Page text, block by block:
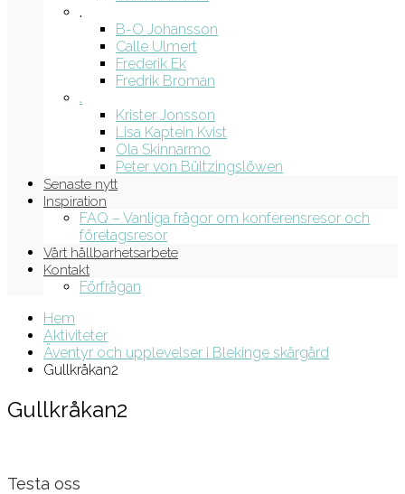
.
B-O Johansson
Calle Ulmert
Frederik Ek
Fredrik Broman
.
Krister Jonsson
Lisa Kaptein Kvist
Ola Skinnarmo
Peter von Bültzingslöwen
Senaste nytt
Inspiration
FAQ – Vanliga frågor om konferensresor och
företagsresor
Vårt hållbarhetsarbete
Kontakt
Förfrågan
Hem
Aktiviteter
Äventyr och upplevelser i Blekinge skärgård
Gullkråkan2
Gullkråkan2
Testa oss